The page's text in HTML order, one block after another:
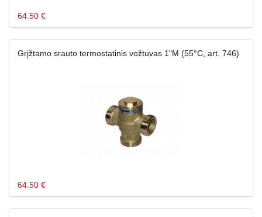
64.50 €
Grįžtamo srauto termostatinis vožtuvas 1"M (55°C, art. 746)
64.50 €